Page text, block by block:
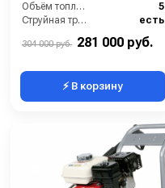
Объём топливного бака (л):
5
Струйная трубка (копьё):
есть
304 000 руб. 281 000 руб.
⚡ В корзину